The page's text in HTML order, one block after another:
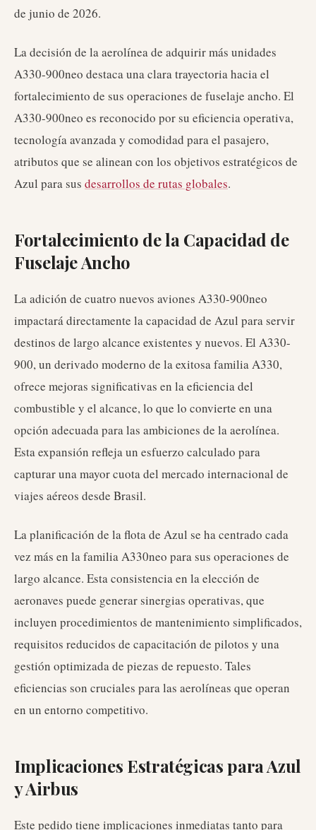
de junio de 2026.
La decisión de la aerolínea de adquirir más unidades
A330-900neo destaca una clara trayectoria hacia el
fortalecimiento de sus operaciones de fuselaje ancho. El
A330-900neo es reconocido por su eficiencia operativa,
tecnología avanzada y comodidad para el pasajero,
atributos que se alinean con los objetivos estratégicos de
Azul para sus desarrollos de rutas globales.
Fortalecimiento de la Capacidad de
Fuselaje Ancho
La adición de cuatro nuevos aviones A330-900neo
impactará directamente la capacidad de Azul para servir
destinos de largo alcance existentes y nuevos. El A330-
900, un derivado moderno de la exitosa familia A330,
ofrece mejoras significativas en la eficiencia del
combustible y el alcance, lo que lo convierte en una
opción adecuada para las ambiciones de la aerolínea.
Esta expansión refleja un esfuerzo calculado para
capturar una mayor cuota del mercado internacional de
viajes aéreos desde Brasil.
La planificación de la flota de Azul se ha centrado cada
vez más en la familia A330neo para sus operaciones de
largo alcance. Esta consistencia en la elección de
aeronaves puede generar sinergias operativas, que
incluyen procedimientos de mantenimiento simplificados,
requisitos reducidos de capacitación de pilotos y una
gestión optimizada de piezas de repuesto. Tales
eficiencias son cruciales para las aerolíneas que operan
en un entorno competitivo.
Implicaciones Estratégicas para Azul
y Airbus
Este pedido tiene implicaciones inmediatas tanto para